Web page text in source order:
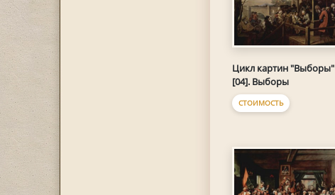
Цикл картин "Выборы"
[04]. Выборы
СТОИМОСТЬ